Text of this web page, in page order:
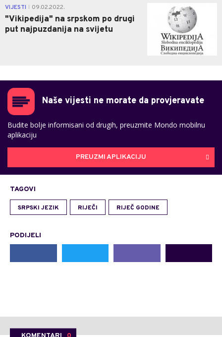
VIJESTI 09.02.2022.
"Vikipedija" na srpskom po drugi
put najpuzdanija na svijetu
Naše vijesti ne morate da provjeravate
Budite bolje informisani od drugih, preuzmite Mondo mobilnu
aplikaciju
PREUZMI APLIKACIJU
TAGOVI
SRPSKI JEZIK RIJEČI RIJEČ GODINE
PODIJELI